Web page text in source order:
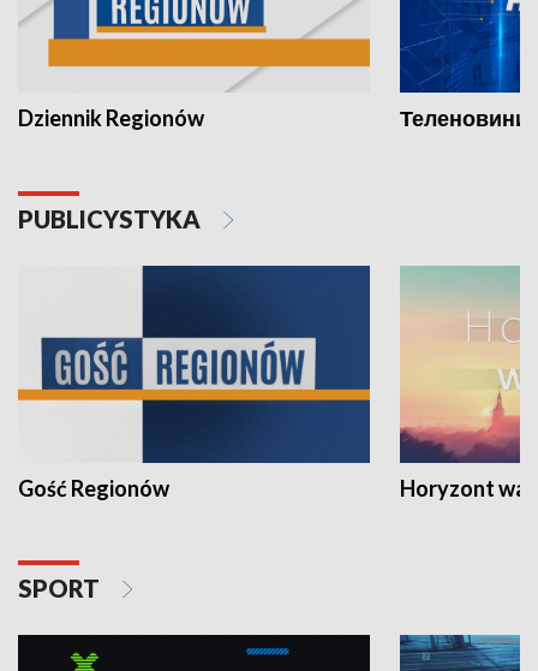
Dziennik Regionów Теленовини
PUBLICYSTYKA
Gość Regionów Horyzont
SPORT